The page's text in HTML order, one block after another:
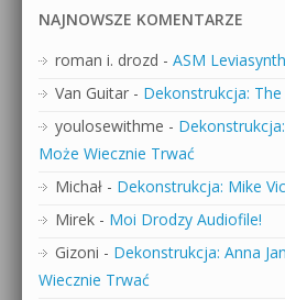
NAJNOWSZE KOMENTARZE
roman i. drozd - ASM
Van Guitar - Dekonstrukcja:
youlosewithme -
Może Wiecznie Trwać
Michał - Dekonstrukcja: Mike
Mirek - Moi Drodzy Audiofile!
Gizoni - Dekonstrukcja: Anna
Wiecznie Trwać